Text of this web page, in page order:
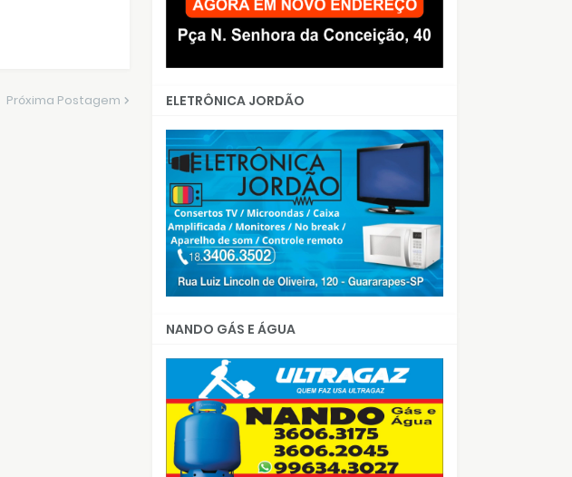
Próxima Postagem ELETRÔNICA JORDÃO
NANDO GÁS E ÁGUA